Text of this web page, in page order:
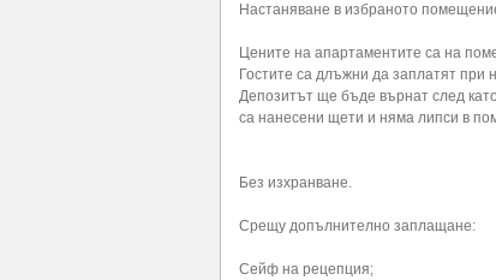
Настаняване в избраното
Цените на апартаментите са на
Гостите са длъжни да заплатят
Депозитът ще бъде върнат след
са нанесени щети и няма липси в
Без изхранване.
Срещу допълнително заплащане:
Сейф на рецепция;